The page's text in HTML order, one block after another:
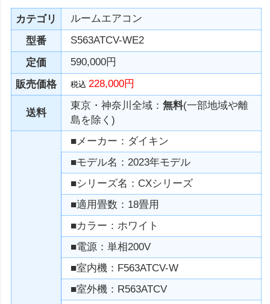
カテゴリ
ルームエアコン
型番
S563ATCV-WE2
定価
590,000円
販売価格
税込228,000円
送料
東京・神奈川全域：無料(一部地域や離
島を除く)
■メーカー：ダイキン
■モデル名：2023年モデル
■シリーズ名：CXシリーズ
■適用畳数：18畳用
■カラー：ホワイト
■電源：単相200V
■室内機：F563ATCV-W
■室外機：R563ATCV